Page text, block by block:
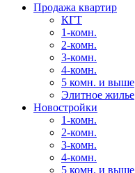
Продажа квартир
КГТ
1-комн.
2-комн.
3-комн.
4-комн.
5 комн. и выше
Элитное жилье
Новостройки
1-комн.
2-комн.
3-комн.
4-комн.
5 комн. и выше